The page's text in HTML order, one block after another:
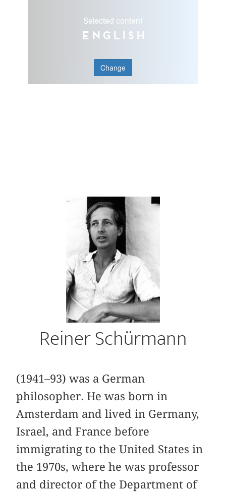
Selected content
English
Change
Reiner Schürmann
(1941–93) was a German
philosopher. He was born in
Amsterdam and lived in Germany,
Israel, and France before
immigrating to the United States in
the 1970s, where he was professor
and director of the Department of